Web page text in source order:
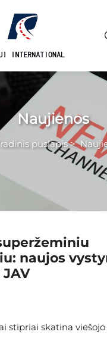
Naujienos
puslapis>
naujos
stipriai skatina